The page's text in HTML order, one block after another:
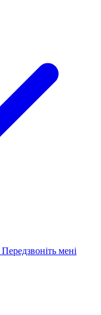
Передзвоніть мені